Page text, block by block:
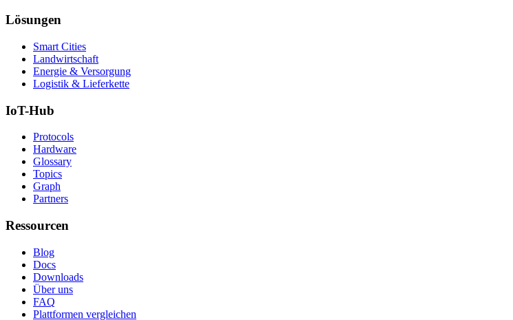
Lösungen
Smart Cities
Landwirtschaft
Energie & Versorgung
Logistik & Lieferkette
IoT-Hub
Protocols
Hardware
Glossary
Topics
Graph
Partners
Ressourcen
Blog
Docs
Downloads
Über uns
FAQ
Plattformen vergleichen